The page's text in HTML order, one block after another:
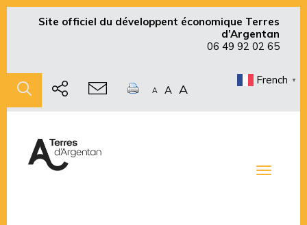
Site officiel du développent économique Terres
d’Argentan
06 49 92 02 65
A A A
French ▼
Toggle